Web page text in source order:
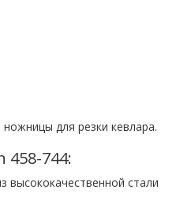
для резки кевлара.
458-744:
высококачественной стали